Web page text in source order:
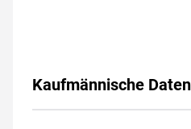
Kaufmännische Daten